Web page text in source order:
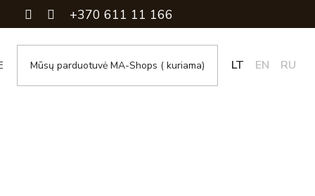
+370 611 11 166
Mūsų parduotuvė MA-Shops ( kuriama) LT EN RU